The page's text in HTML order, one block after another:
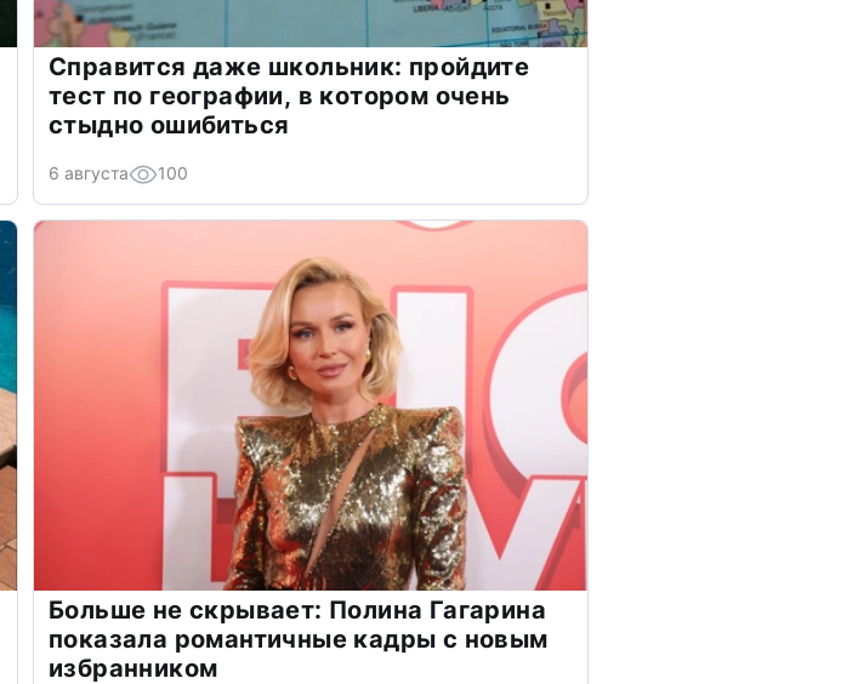
Справится даже школьник: пройдите
тест по географии, в котором очень
стыдно ошибиться
6 августа 100
Больше не скрывает: Полина Гагарина
показала романтичные кадры с новым
избранником